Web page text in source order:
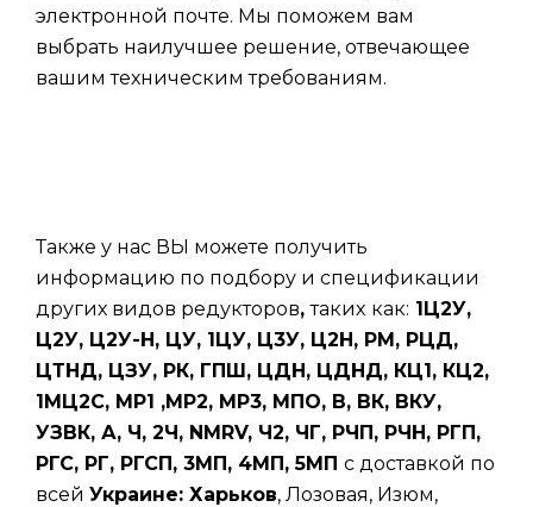
электронной почте. Мы поможем вам
выбрать наилучшее решение, отвечающее
вашим техническим требованиям.
Также у нас ВЫ можете получить
информацию по подбору и спецификации
других видов редукторов,таких как: 1Ц2У,
Ц2У, Ц2У-Н, ЦУ, 1ЦУ, Ц3У, Ц2Н, РМ, РЦД,
ЦТНД, ЦЗУ, РК, ГПШ, ЦДН, ЦДНД, КЦ1, КЦ2,
1МЦ2С, МР1 ,МР2, МР3, МПО, В, ВК, ВКУ,
УЗВК, А, Ч, 2Ч, NMRV, Ч2, ЧГ, РЧП, РЧН, РГП,
РГС, РГ, РГСП, 3МП, 4МП, 5МП с доставкой по
всей Украине: Харьков, Лозовая, Изюм,